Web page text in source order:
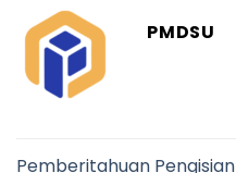
PMDSU
Pemberitahuan Pengisian